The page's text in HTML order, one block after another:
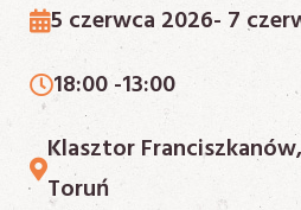
5 czerwca 2026- 7
18:00 -13:00
Klasztor
Toruń